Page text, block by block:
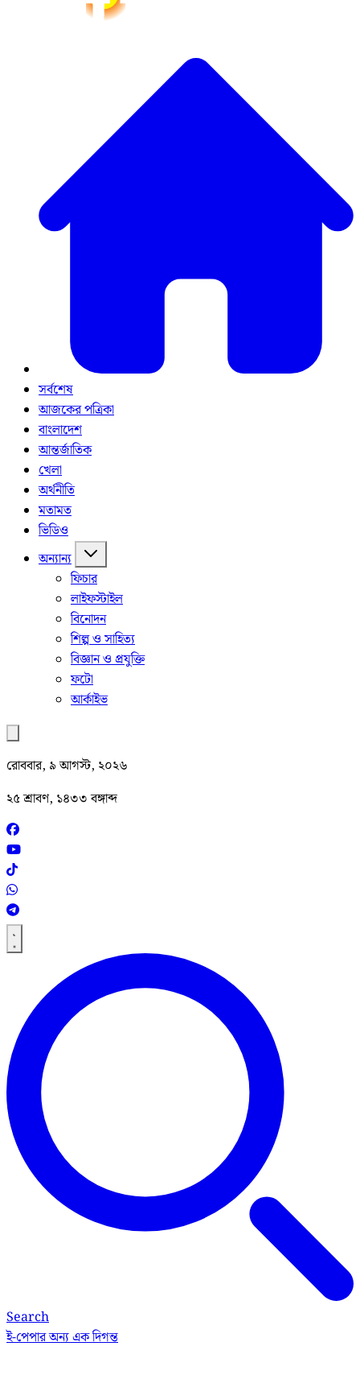
সর্বশেষ
আজকের পত্রিকা
বাংলাদেশ
আন্তর্জাতিক
খেলা
অর্থনীতি
মতামত
ভিডিও
অন্যান্য
ফিচার
লাইফস্টাইল
বিনোদন
শিল্প ও সাহিত্য
বিজ্ঞান ও প্রযুক্তি
ফটো
আর্কাইভ
রোববার, ৯ আগস্ট, ২০২৬
২৫ শ্রাবণ, ১৪৩৩ বঙ্গাব্দ
Search
ই-পেপারঅন্য এক দিগন্ত